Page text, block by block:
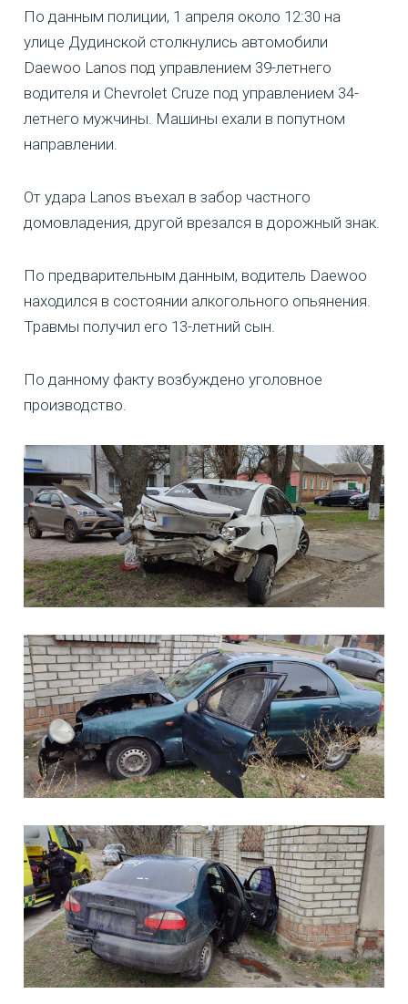
По данным полиции, 1 апреля около 12:30 на
улице Дудинской столкнулись автомобили
Daewoo Lanos под управлением 39-летнего
водителя и Chevrolet Cruze под управлением 34-
летнего мужчины. Машины ехали в попутном
направлении.
От удара Lanos въехал в забор частного
домовладения, другой врезался в дорожный знак.
По предварительным данным, водитель Daewoo
находился в состоянии алкогольного опьянения.
Травмы получил его 13-летний сын.
По данному факту возбуждено уголовное
производство.